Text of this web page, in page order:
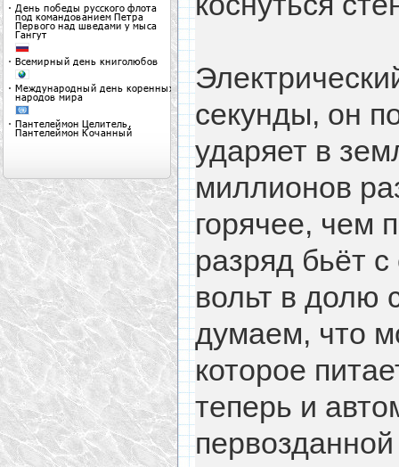
секунды, он
ударяет в
миллионов
горячее, чем
разряд бьёт
вольт в долю
думаем, что
которое
теперь и